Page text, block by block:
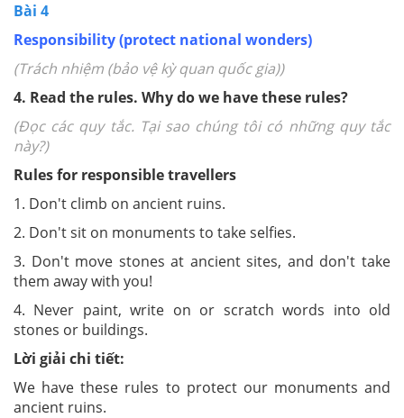
Bài 4
Responsibility (protect national wonders)
(Trách nhiệm (bảo vệ kỳ quan quốc gia))
4. Read the rules. Why do we have these rules?
(Đọc các quy tắc. Tại sao chúng tôi có những quy tắc
này?)
Rules for responsible travellers
1. Don't climb on ancient ruins.
2. Don't sit on monuments to take selfies.
3. Don't move stones at ancient sites, and don't take
them away with you!
4. Never paint, write on or scratch words into old
stones or buildings.
Lời giải chi tiết:
We have these rules to protect our monuments and
ancient ruins.